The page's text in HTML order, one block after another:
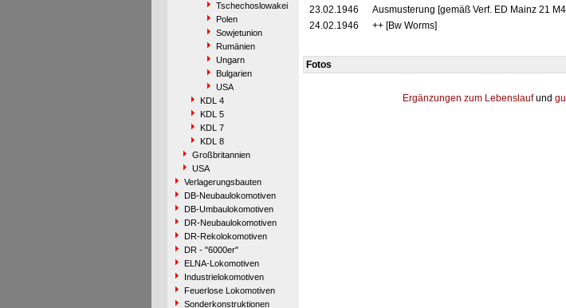
Tschechoslowakei
Polen
Sowjetunion
Rumänien
Ungarn
Bulgarien
USA
KDL 4
KDL 5
KDL 7
KDL 8
Großbritannien
USA
Verlagerungsbauten
DB-Neubaulokomotiven
DB-Umbaulokomotiven
DR-Neubaulokomotiven
DR-Rekolokomotiven
DR - "6000er"
ELNA-Lokomotiven
Industrielokomotiven
Feuerlose Lokomotiven
Sonderkonstruktionen
23.02.1946
Ausmusterung [gemäß Verf. ED Mainz 21
24.02.1946
++ [Bw Worms]
Fotos
Ergänzungen zum Lebenslaufund